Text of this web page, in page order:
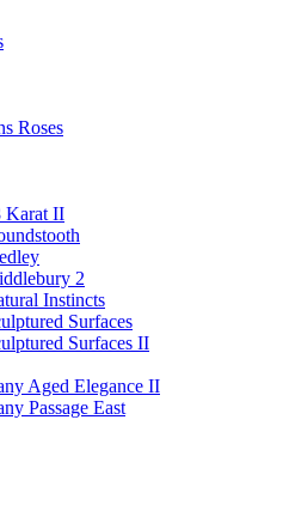
Roses
Karat II
2
Instincts
Surfaces
Surfaces II
Aged Elegance II
Passage East